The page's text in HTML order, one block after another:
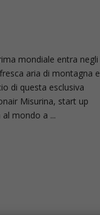
mondiale entra negli
aria di montagna e
di questa esclusiva
Misurina, start up
mondo a ...